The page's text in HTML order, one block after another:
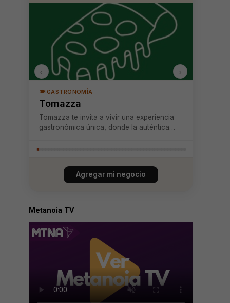
🍽️ GASTRONOMÍA
Tomazza
Tomazza te invita a vivir una experiencia
gastronómica única, donde la auténtica
solo 2 minutos, permitiéndote elegir tu
‹ ›
Agregar mi negocio
Metanoia TV